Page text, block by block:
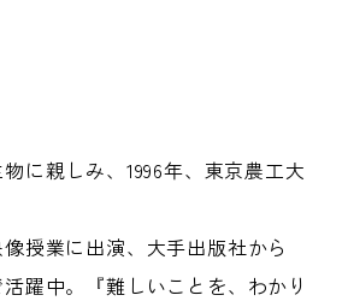
に親しみ、1996年、東京農工大
授業に出演、大手出版社から
躍中。『難しいことを、わかり